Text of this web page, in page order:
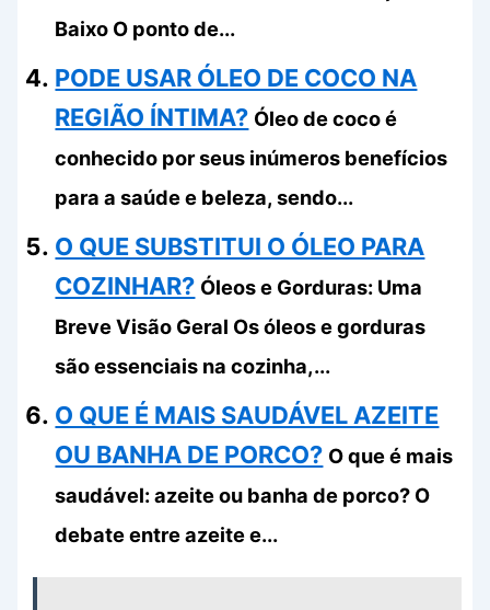
Baixo O ponto de...
PODE USAR ÓLEO DE COCO NA
REGIÃO ÍNTIMA? Óleo de coco é
conhecido por seus inúmeros benefícios
para a saúde e beleza, sendo...
O QUE SUBSTITUI O ÓLEO PARA
COZINHAR? Óleos e Gorduras: Uma
Breve Visão Geral Os óleos e gorduras
são essenciais na cozinha,...
O QUE É MAIS SAUDÁVEL AZEITE
OU BANHA DE PORCO? O que é mais
saudável: azeite ou banha de porco? O
debate entre azeite e...